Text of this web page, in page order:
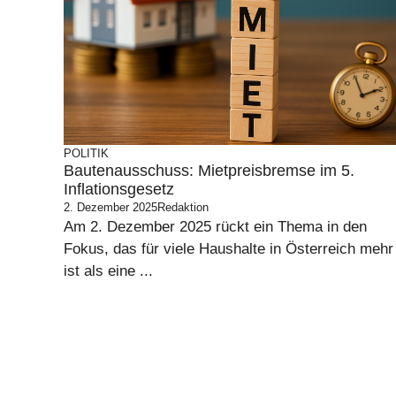
POLITIK
Bautenausschuss: Mietpreisbremse im 5.
Inflationsgesetz
2. Dezember 2025Redaktion
Am 2. Dezember 2025 rückt ein Thema in den
Fokus, das für viele Haushalte in Österreich mehr
ist als eine ...